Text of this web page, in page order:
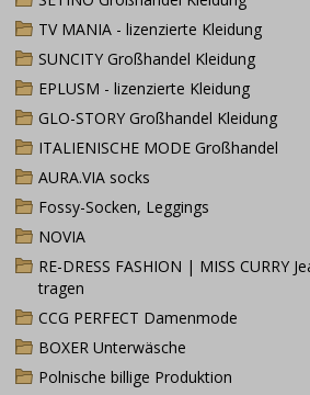
TV MANIA - lizenzierte Kleidung
SUNCITY Großhandel Kleidung
EPLUSM - lizenzierte Kleidung
GLO-STORY Großhandel Kleidung
ITALIENISCHE MODE Großhandel
AURA.VIA socks
Fossy-Socken, Leggings
NOVIA
RE-DRESS FASHION | MISS CURRY
tragen
CCG PERFECT Damenmode
BOXER Unterwäsche
Polnische billige Produktion